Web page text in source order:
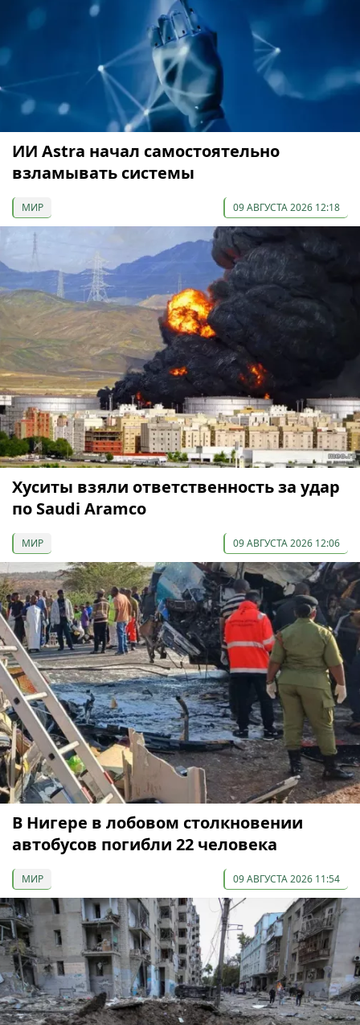
ИИ Astra начал самостоятельно
взламывать системы
МИР 09 АВГУСТА 2026 12:18
Хуситы взяли ответственность за удар
по Saudi Aramco
МИР 09 АВГУСТА 2026 12:06
В Нигере в лобовом столкновении
автобусов погибли 22 человека
МИР 09 АВГУСТА 2026 11:54